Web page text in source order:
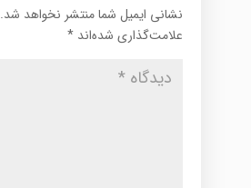
نشانی ایمیل شما منتشر نخواهد شد.
علامت‌گذاری شده‌اند *